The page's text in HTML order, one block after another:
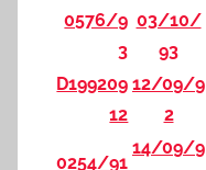
0576/9
3
03/10/
93
D199209
12
12/09/9
2
0254/91
14/09/9